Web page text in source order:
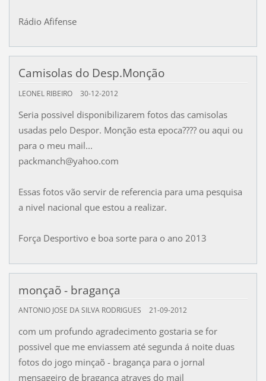
Rádio Afifense
Camisolas do Desp.Monção
LEONEL RIBEIRO 30-12-2012
Seria possivel disponibilizarem fotos das camisolas
usadas pelo Despor. Monção esta epoca???? ou aqui ou
para o meu mail...
packmanch@yahoo.com
Essas fotos vão servir de referencia para uma pesquisa
a nivel nacional que estou a realizar.
Força Desportivo e boa sorte para o ano 2013
monçaõ - bragança
ANTONIO JOSE DA SILVA RODRIGUES 21-09-2012
com um profundo agradecimento gostaria se for
possivel que me enviassem até segunda á noite duas
fotos do jogo minçaõ - bragança para o jornal
mensageiro de bragança atraves do mail